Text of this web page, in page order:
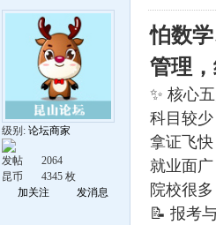
级别: 论坛商家
发帖
2064
昆币
4345 枚
加关注
发消息
怕数
管理
✨ 核心
科目较少
拿证飞快
就业面
院校很
📝 报考